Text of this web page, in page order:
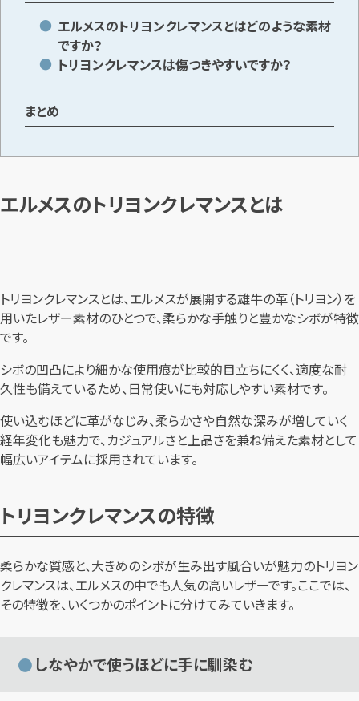
エルメスのトリヨンクレマンスとはどのような素材
ですか？
トリヨンクレマンスは傷つきやすいですか？
まとめ
エルメスのトリヨンクレマンスとは
トリヨンクレマンスとは、エルメスが展開する雄牛の革（トリヨン）を
用いたレザー素材のひとつで、柔らかな手触りと豊かなシボが特徴
です。
シボの凹凸により細かな使用痕が比較的目立ちにくく、適度な耐
久性も備えているため、日常使いにも対応しやすい素材です。
使い込むほどに革がなじみ、柔らかさや自然な深みが増していく
経年変化も魅力で、カジュアルさと上品さを兼ね備えた素材として
幅広いアイテムに採用されています。
トリヨンクレマンスの特徴
柔らかな質感と、大きめのシボが生み出す風合いが魅力のトリヨン
クレマンスは、エルメスの中でも人気の高いレザーです。ここでは、
その特徴を、いくつかのポイントに分けてみていきます。
しなやかで使うほどに手に馴染む